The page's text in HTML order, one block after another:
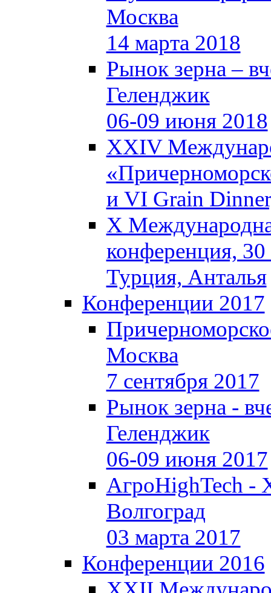
Москва
14 марта 2018
Рынок зерна –
Геленджик
06-09 июня 2018
XXIV
и VI Grain
X
конференция, 30
Турция, Анталья
Конференции 2017
Москва
7 сентября 2017
Рынок зерна -
Геленджик
06-09 июня 2017
АгроHighTech -
Волгоград
03 марта 2017
Конференции 2016